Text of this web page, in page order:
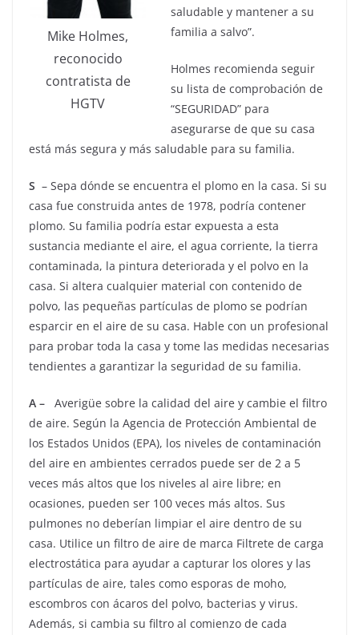
Mike Holmes,
reconocido
contratista de
HGTV
saludable y mantener a su
familia a salvo”.
Holmes recomienda seguir
su lista de comprobación de
“SEGURIDAD” para
asegurarse de que su casa
está más segura y más saludable para su familia.
S – Sepa dónde se encuentra el plomo en la casa. Si su
casa fue construida antes de 1978, podría contener
plomo. Su familia podría estar expuesta a esta
sustancia mediante el aire, el agua corriente, la tierra
contaminada, la pintura deteriorada y el polvo en la
casa. Si altera cualquier material con contenido de
polvo, las pequeñas partículas de plomo se podrían
esparcir en el aire de su casa. Hable con un profesional
para probar toda la casa y tome las medidas necesarias
tendientes a garantizar la seguridad de su familia.
A – Averigüe sobre la calidad del aire y cambie el filtro
de aire. Según la Agencia de Protección Ambiental de
los Estados Unidos (EPA), los niveles de contaminación
del aire en ambientes cerrados puede ser de 2 a 5
veces más altos que los niveles al aire libre; en
ocasiones, pueden ser 100 veces más altos. Sus
pulmones no deberían limpiar el aire dentro de su
casa. Utilice un filtro de aire de marca Filtrete de carga
electrostática para ayudar a capturar los olores y las
partículas de aire, tales como esporas de moho,
escombros con ácaros del polvo, bacterias y virus.
Además, si cambia su filtro al comienzo de cada